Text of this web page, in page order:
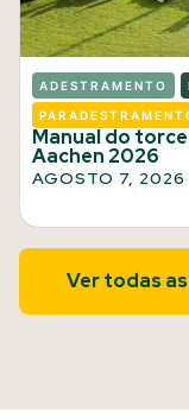
ADESTRAMENTO
Manual do
Aachen 2026
AGOSTO 7, 2026
Ver todas